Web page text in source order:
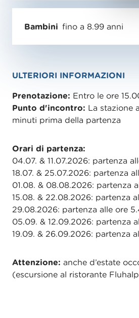
n
s
a
w
a
h
l
Bambini fino a 8.99 anni
ULTERIORI INFORMAZIONI
Prenotazione: Entro le ore
Punto d'incontro: La stazione
minuti prima della partenza
Orari di partenza:
04.07. & 11.07.2026: partenza
18.07. & 25.07.2026: partenza
01.08. & 08.08.2026: partenza
15.08. & 22.08.2026: partenza
29.08.2026: partenza alle ore
05.09. & 12.09.2026: partenza
19.09. & 26.09.2026: partenza
Attenzione: anche d’estate
(escursione al ristorante